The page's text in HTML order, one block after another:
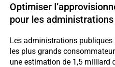
Optimiser
pour les administrations
Les administrations
les plus grands
une estimation de 1,5 milliard